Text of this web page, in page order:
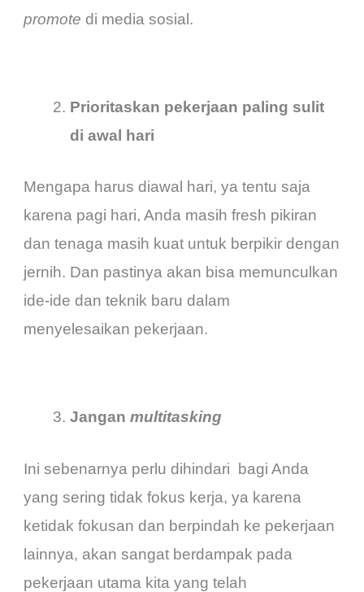
promote di media sosial.
Prioritaskan pekerjaan paling sulit
di awal hari
Mengapa harus diawal hari, ya tentu saja
karena pagi hari, Anda masih fresh pikiran
dan tenaga masih kuat untuk berpikir dengan
jernih. Dan pastinya akan bisa memunculkan
ide-ide dan teknik baru dalam
menyelesaikan pekerjaan.
Janganmultitasking
Ini sebenarnya perlu dihindari bagi Anda
yang sering tidak fokus kerja, ya karena
ketidak fokusan dan berpindah ke pekerjaan
lainnya, akan sangat berdampak pada
pekerjaan utama kita yang telah